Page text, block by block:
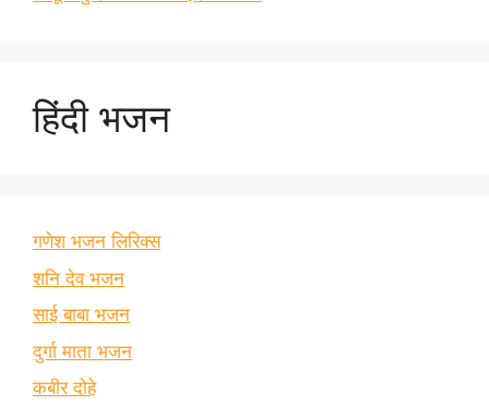
हिंदी भजन
गणेश भजन लिरिक्स
शनि देव भजन
साई बाबा भजन
दुर्गा माता भजन
कबीर दोहे